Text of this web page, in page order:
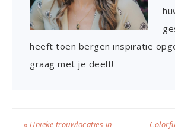
heeft toen bergen inspiratie
graag met je deelt!
« Unieke trouwlocaties in